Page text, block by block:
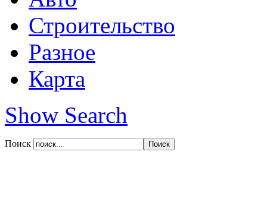
Строительство
Разное
Карта
Show Search
Поиск